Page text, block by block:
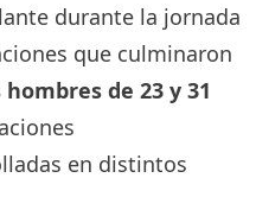
durante la jornada
que culminaron
hombres de 23 y 31
en distintos